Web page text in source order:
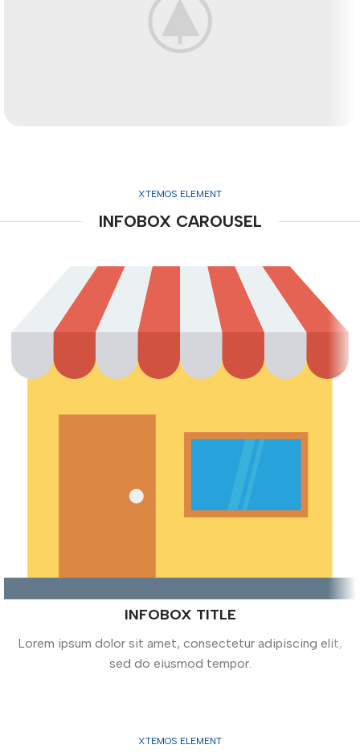
BACKGROUND
consectetur adipiscing elit.
XTEMOS ELEMENT
INFOBOX CAROUSEL
INFOBOX TITLE
Lorem ipsum dolor sit amet, consectetur adipiscing elit,
sed do eiusmod tempor.
XTEMOS ELEMENT